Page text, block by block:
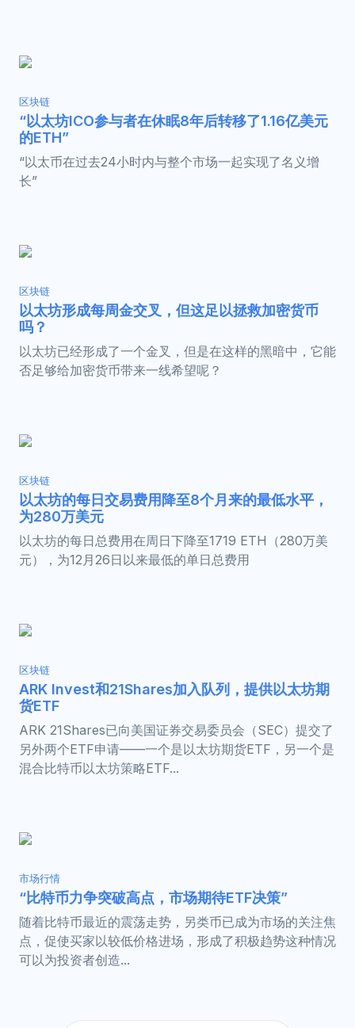
区块链
“以太坊ICO参与者在休眠8年后转移了1.16亿美元
的ETH”
“以太币在过去24小时内与整个市场一起实现了名义增
长”
区块链
以太坊形成每周金交叉，但这足以拯救加密货币
吗？
以太坊已经形成了一个金叉，但是在这样的黑暗中，它能
否足够给加密货币带来一线希望呢？
区块链
以太坊的每日交易费用降至8个月来的最低水平，
为280万美元
以太坊的每日总费用在周日下降至1719 ETH（280万美
元），为12月26日以来最低的单日总费用
区块链
ARK Invest和21Shares加入队列，提供以太坊期
货ETF
ARK 21Shares已向美国证券交易委员会（SEC）提交了
另外两个ETF申请——一个是以太坊期货ETF，另一个是
混合比特币以太坊策略ETF...
市场行情
“比特币力争突破高点，市场期待ETF决策”
随着比特币最近的震荡走势，另类币已成为市场的关注焦
点，促使买家以较低价格进场，形成了积极趋势这种情况
可以为投资者创造...